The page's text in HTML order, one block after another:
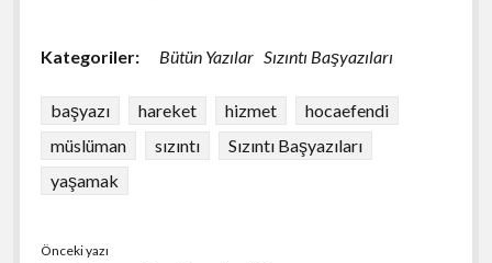
e
o
o
k
es at
A
p
ar
Kategoriler: Bütün Yazılar Sızıntı Başyazıları
başyazı hareket hizmet
hocaefendi
müslüman
sızıntı
Sızıntı Başyazıları
yaşamak
Önceki yazı